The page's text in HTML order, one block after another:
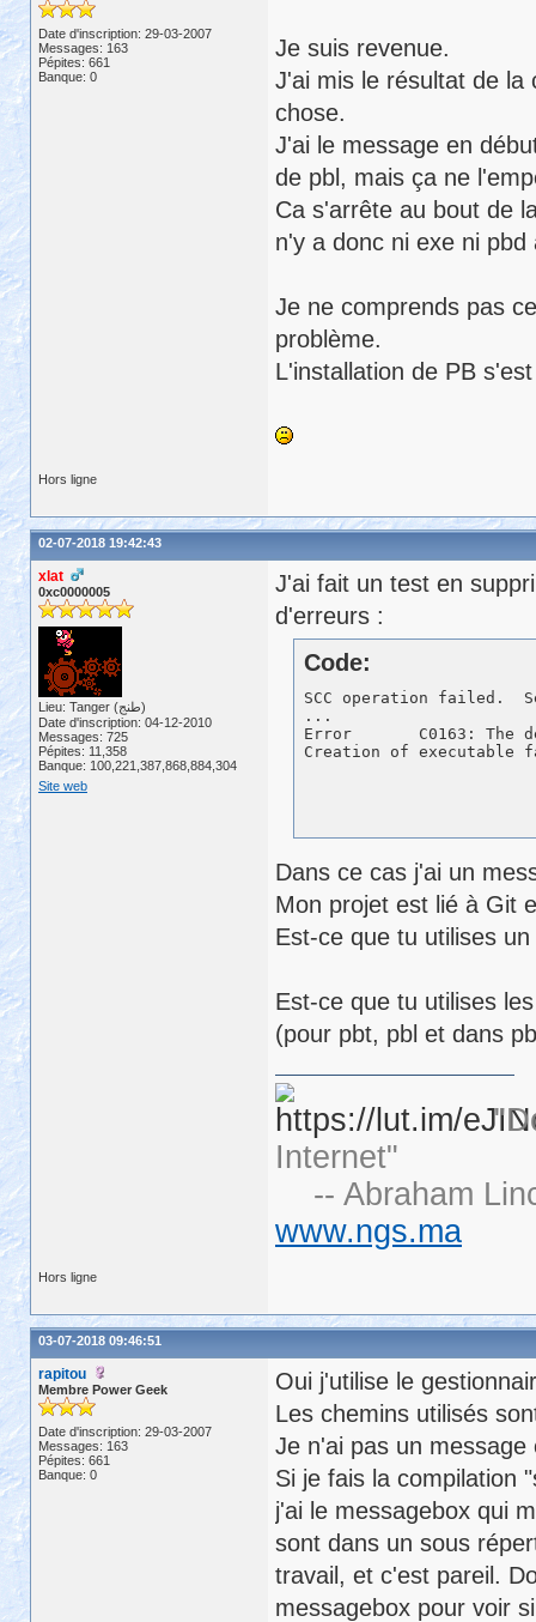
Date d'inscription: 29-03-2007
Messages: 163
Pépites: 661
Banque: 0
Je suis revenue.
J'ai mis le résultat de la
chose.
J'ai le message en
de pbl, mais ça ne
Ca s'arrête au bout de
n'y a donc ni exe ni
Je ne comprends pas
problème.
L'installation de PB
Hors ligne
02-07-2018 19:42:43
xlat
0xc0000005
Lieu: Tanger (طنج)
Date d'inscription: 04-12-2010
Messages: 725
Pépites: 11,358
Banque: 100,221,387,868,884,304
Site web
J'ai fait un test en
d'erreurs :
Code:
SCC operation failed.
...
Error       C0163: The
Dans ce cas j'ai un
Mon projet est lié à Git
Est-ce que tu utilises un
Est-ce que tu utilises
(pour pbt, pbl et dans
Internet"
-- Abraham
www.ngs.ma
Hors ligne
03-07-2018 09:46:51
rapitou
Membre Power Geek
Date d'inscription: 29-03-2007
Messages: 163
Pépites: 661
Banque: 0
Oui j'utilise le
Les chemins utilisés
Je n'ai pas un
Si je fais la compilation
j'ai le messagebox qui
sont dans un sous
travail, et c'est pareil.
messagebox pour voir